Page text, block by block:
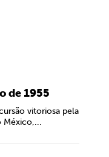
de 1955
vitoriosa pela
México,...